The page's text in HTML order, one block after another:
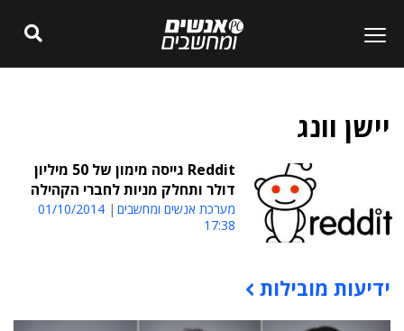
יישן וונג
Reddit גייסה מימון של 50 מיליון
דולר ותחלק מניות לחברי הקהילה
מערכת אנשים ומחשבים
01/10/2014
17:38
תוכן פרסומי
ידיעות מובילות